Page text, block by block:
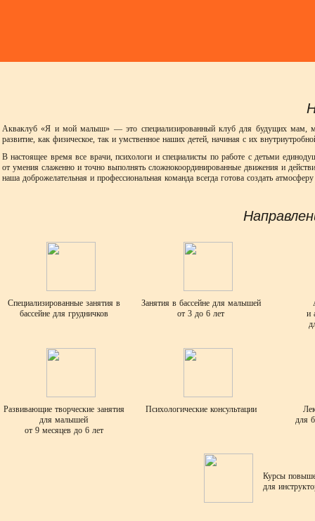
Акваклуб «Я и мой малыш» — это специализированный клуб для будущих мам,
развитие, как физическое, так и умственное наших детей, начиная с их
В настоящее время все врачи, психологи и специалисты по работе с детьми
от умения слаженно и точно выполнять сложнокоординированные движения и
наша доброжелательная и профессиональная команда всегда готова создать
Специализированные занятия в
бассейне для грудничков
Занятия в бассейне для малышей
от 3 до 6 лет
и
Развивающие творческие занятия
для малышей
от 9 месяцев до 6 лет
Психологические консультации
для
Курсы
для